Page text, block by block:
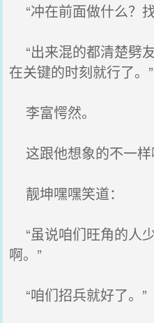
“冲在前面做什么？
“出来混的都清楚劈
在关键的时刻就行了。”
李富愕然。
这跟他想象的不一样
靓坤嘿嘿笑道：
“虽说咱们旺角的人
啊。”
“咱们招兵就好了。”